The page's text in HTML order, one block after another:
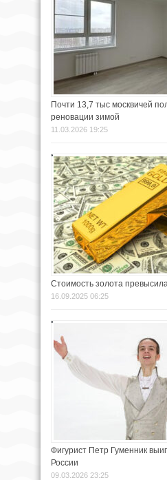
Почти 13,7 тыс москвичей
реновации зимой
11.03.2026 19:25
Стоимость золота
16.09.2025 06:25
Фигурист Петр Гуменник
России
09.03.2026 23:25